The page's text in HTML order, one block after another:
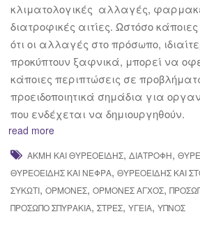
κλιματολογικές αλλαγές,
διατροφικές αιτίες. Ωστόσο
ότι οι αλλαγές στο πρόσωπο,
προκύπτουν ξαφνικά, μπορεί να
κάποιες περιπτώσεις σε
προειδοποιητικά σημάδια για
που ενδέχεται να δημιουργηθούν.
read more
ΑΚΜΉ ΚΑΙ ΘΥΡΕΟΕΙΔΉΣ, ΔΙΑΤΡΟΦΉ,
ΘΥΡΕΟΕΙΔΉΣ ΚΑΙ ΝΕΦΡΆ, ΘΥΡΕΟΕΙΔΉΣ ΚΑΙ
ΣΥΚΏΤΙ, ΟΡΜΌΝΕΣ, ΟΡΜΌΝΕΣ ΆΓΧΟΣ,
ΠΡΌΣΩΠΟ ΣΠΥΡΆΚΙΑ, ΣΤΡΕΣ, ΥΓΕΊΑ, ΎΠΝΟΣ